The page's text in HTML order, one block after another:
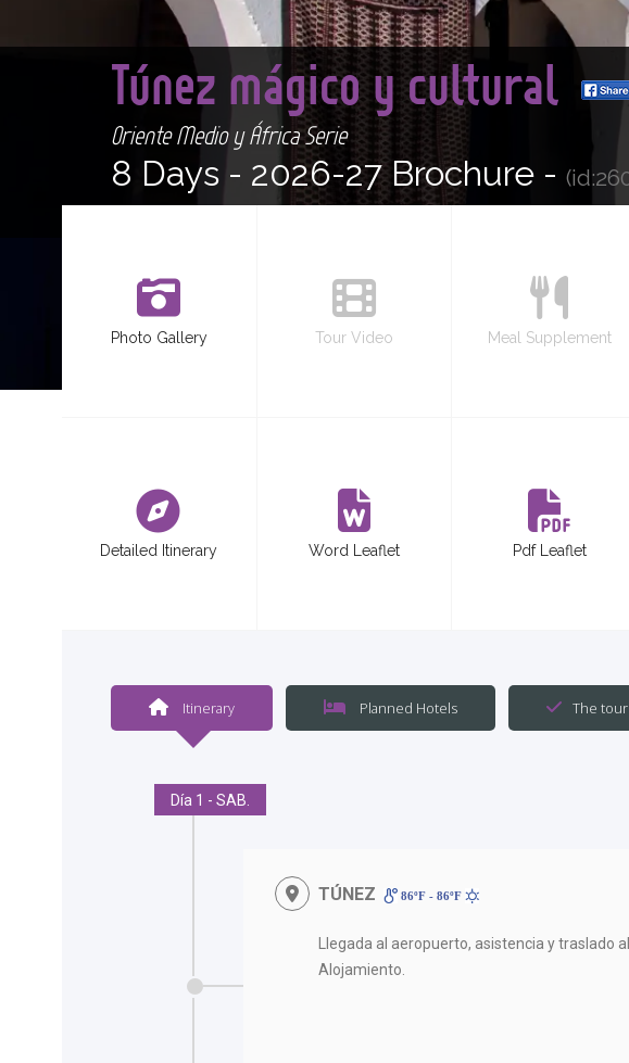
Túnez mágico y cultural
Oriente Medio y África Serie
8 Days - 2026-27 Brochure -
Photo Gallery Tour Video Meal Supplement
Detailed Itinerary Word Leaflet Pdf Leaflet
Itinerary Planned Hotels The
Día 1 - SAB.
TÚNEZ 86ºF - 86ºF
Llegada al aeropuerto, asistencia y traslado al
Alojamiento.